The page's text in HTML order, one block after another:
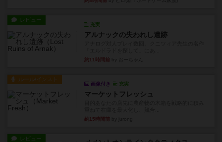
レビュー
充実
アルナックの失われし遺跡
約11時間前
ルール/インスト
画像付き 充実
マーケットフレッシュ
約15時間前
レビュー